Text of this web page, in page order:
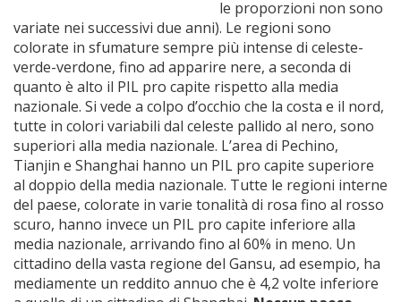
le proporzioni non sono
variate nei successivi due anni). Le regioni sono
colorate in sfumature sempre più intense di celeste-
verde-verdone, fino ad apparire nere, a seconda di
quanto è alto il PIL pro capite rispetto alla media
nazionale. Si vede a colpo d’occhio che la costa e il nord,
tutte in colori variabili dal celeste pallido al nero, sono
superiori alla media nazionale. L’area di Pechino,
Tianjin e Shanghai hanno un PIL pro capite superiore
al doppio della media nazionale. Tutte le regioni interne
del paese, colorate in varie tonalità di rosa fino al rosso
scuro, hanno invece un PIL pro capite inferiore alla
media nazionale, arrivando fino al 60% in meno. Un
cittadino della vasta regione del Gansu, ad esempio, ha
mediamente un reddito annuo che è 4,2 volte inferiore